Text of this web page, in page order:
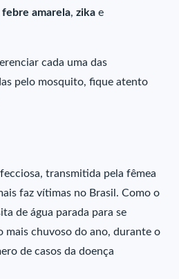
febre amarela,zikae
cada uma das
pelo mosquito, fique atento
transmitida pela fêmea
faz vítimas no Brasil. Como o
de água parada para se
mais chuvoso do ano, durante o
de casos da doença